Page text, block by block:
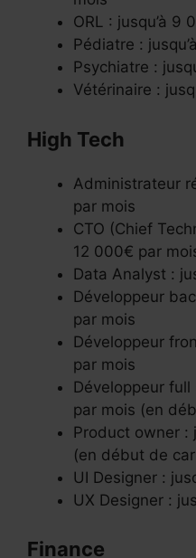
ORL : jusqu’à 9
Pédiatre :
Psychiatre :
Vétérinaire :
High Tech
Administrateur
par mois
CTO (Chief
12 000€ par
Data Analyst :
Développeur
par mois
Développeur
par mois
Développeur full
par mois (en
Product owner :
(en début de
UI Designer :
UX Designer :
Finance